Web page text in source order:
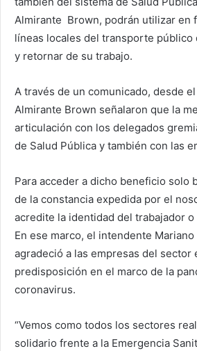
Almirante Brown, podrán utilizar en
líneas locales del transporte público
y retornar de su trabajo.
A través de un comunicado, desde
Almirante Brown señalaron que la
articulación con los delegados
de Salud Pública y también con las
Para acceder a dicho beneficio solo
de la constancia expedida por el
acredite la identidad del trabajador o
En ese marco, el intendente
agradeció a las empresas del sector
predisposición en el marco de la
coronavirus.
“Vemos como todos los sectores
solidario frente a la Emergencia